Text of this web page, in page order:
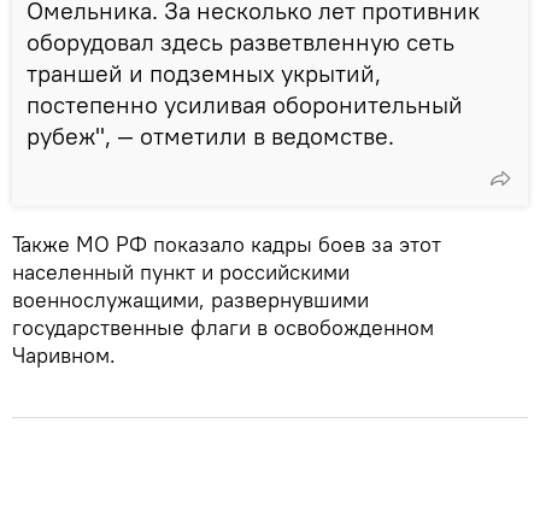
Омельника. За несколько лет противник
оборудовал здесь разветвленную сеть
траншей и подземных укрытий,
постепенно усиливая оборонительный
рубеж", — отметили в ведомстве.
Также МО РФ показало кадры боев за этот
населенный пункт и российскими
военнослужащими, развернувшими
государственные флаги в освобожденном
Чаривном.